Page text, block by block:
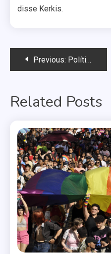
disse Kerkis.
Navegação
Post
Previous: Política de Marina Silva para LGBT é um vexame, diz ativista
Related Posts